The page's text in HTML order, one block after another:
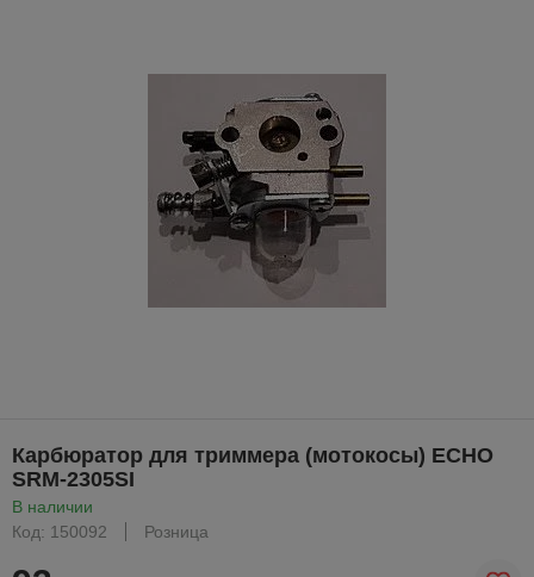
Карбюратор для триммера (мотокосы) ECHO
SRM-2305SI
В наличии
Код: 150092
Розница